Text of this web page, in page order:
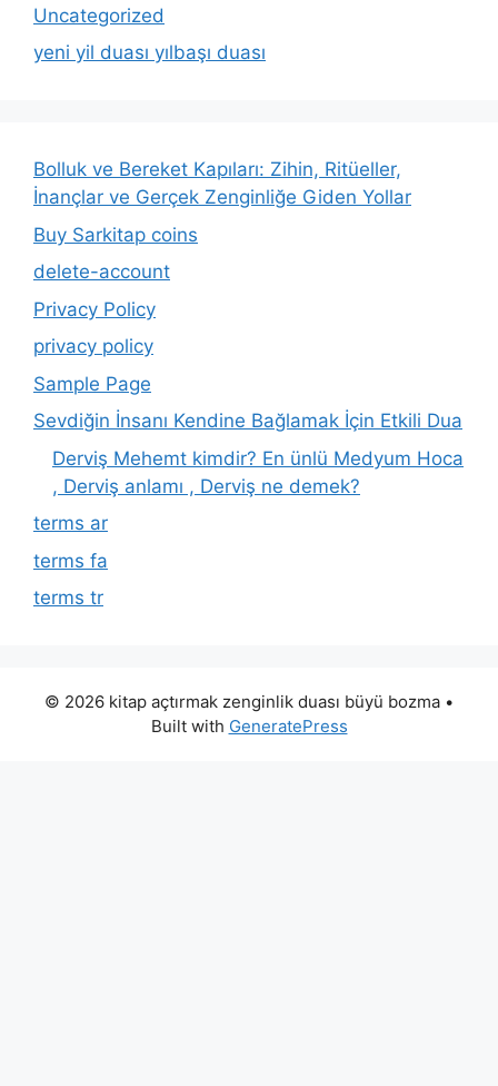
Uncategorized
yeni yil duası yılbaşı duası
Bolluk ve Bereket Kapıları: Zihin, Ritüeller,
İnançlar ve Gerçek Zenginliğe Giden Yollar
Buy Sarkitap coins
delete-account
Privacy Policy
privacy policy
Sample Page
Sevdiğin İnsanı Kendine Bağlamak İçin Etkili Dua
Derviş Mehemt kimdir? En ünlü Medyum Hoca
, Derviş anlamı , Derviş ne demek?
terms ar
terms fa
terms tr
© 2026 kitap açtırmak zenginlik duası büyü bozma •
Built with GeneratePress